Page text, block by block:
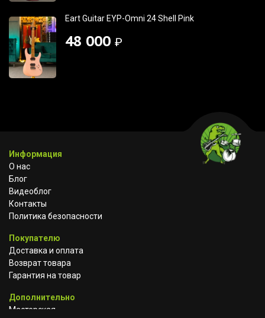
Eart Guitar EYP-Omni 24 Shell Pink
48 000 ₽
Информация
О нас
Блог
Видеоблог
Контакты
Политика безопасности
Покупателю
Доставка и оплата
Возврат товара
Гарантия на товар
Дополнительно
Мастерская